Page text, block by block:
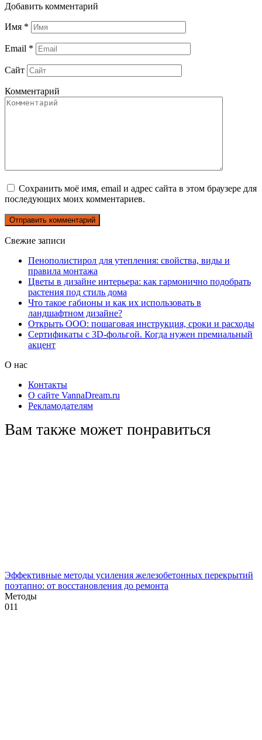
Добавить комментарий
Имя *
Email *
Сайт
Комментарий
Сохранить моё имя, email и адрес сайта в этом браузере для
последующих моих комментариев.
Свежие записи
Пенополистирол для утепления: свойства, виды и
правила монтажа
Цветы в дизайне интерьера: как гармонично подобрать
растения под стиль дома
Что такое габионы и как их использовать в
ландшафтном дизайне?
Открыть ООО: пошаговая инструкция, сроки и расходы
Сертификаты с 3D-фольгой. Когда нужен премиальный
акцент
О нас
Контакты
О сайте VannaDream.ru
Рекламодателям
Вам также может понравиться
Эффективные методы усиления железобетонных перекрытий
поэтапно: от восстановления до ремонта
Методы
011